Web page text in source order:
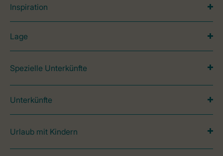
Inspiration
Lage
Spezielle Unterkünfte
Unterkünfte
Urlaub mit Kindern